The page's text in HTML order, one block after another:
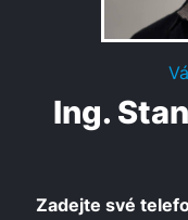
Ing.
Zadejte své